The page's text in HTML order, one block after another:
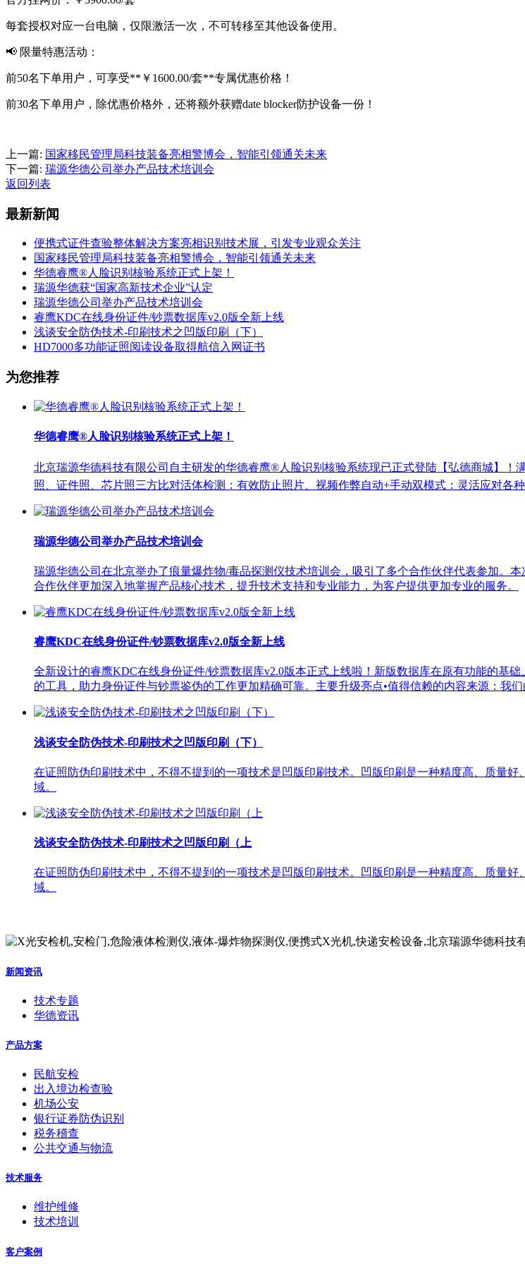
每套授权对应一台电脑，仅限激活一次，不可转移至其他设备使用。
📢 限量特惠活动：
前50名下单用户，可享受**￥1600.00/套**专属优惠价格！
前30名下单用户，除优惠价格外，还将额外获赠date blocker防护设备一份！
上一篇: 国家移民管理局科技装备亮相警博会，智能引领通关未来
下一篇: 瑞源华德公司举办产品技术培训会
返回列表
最新新闻
便携式证件查验整体解决方案亮相识别技术展，引发专业观众关注
国家移民管理局科技装备亮相警博会，智能引领通关未来
华德睿鹰®人脸识别核验系统正式上架！
瑞源华德获“国家高新技术企业”认定
瑞源华德公司举办产品技术培训会
睿鹰KDC在线身份证件/钞票数据库v2.0版全新上线
浅谈安全防伪技术-印刷技术之凹版印刷（下）
HD7000多功能证照阅读设备取得航信入网证书
为您推荐
华德睿鹰®人脸识别核验系统正式上架！
北京瑞源华德科技有限公司自主研发的华德睿鹰®人脸识别核验系统现已正式登陆【弘德商城】
照、证件照、芯片照三方比对活体检测：有效防止照片、视频作弊自动+手动双模式：灵活应对各
瑞源华德公司举办产品技术培训会
瑞源华德公司在北京举办了痕量爆炸物/毒品探测仪技术培训会，吸引了多个合作伙伴代表参加。
合作伙伴更加深入地掌握产品核心技术，提升技术支持和专业能力，为客户提供更加专业的服务。
睿鹰KDC在线身份证件/钞票数据库v2.0版全新上线
全新设计的睿鹰KDC在线身份证件/钞票数据库v2.0版本正式上线啦！新版数据库在原有功能的基
的工具，助力身份证件与钞票鉴伪的工作更加精确可靠。主要升级亮点•值得信赖的内容来源：我
浅谈安全防伪技术-印刷技术之凹版印刷（下）
在证照防伪印刷技术中，不得不提到的一项技术是凹版印刷技术。凹版印刷是一种精度高、质量
域。
浅谈安全防伪技术-印刷技术之凹版印刷（上
在证照防伪印刷技术中，不得不提到的一项技术是凹版印刷技术。凹版印刷是一种精度高、质量
域。
新闻资讯
技术专题
华德资讯
产品方案
民航安检
出入境边检查验
机场公安
银行证券防伪识别
税务稽查
公共交通与物流
技术服务
维护维修
技术培训
客户案例